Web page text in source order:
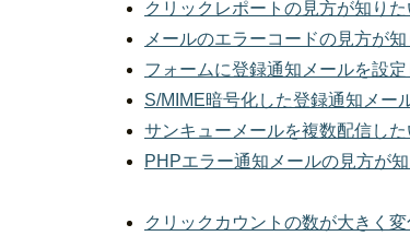
クリックレポートの見方が知りた
メールのエラーコードの見方が
フォームに登録通知メールを設定
S/MIME暗号化した登録通知メー
サンキューメールを複数配信した
PHPエラー通知メールの見方が
クリックカウントの数が大きく